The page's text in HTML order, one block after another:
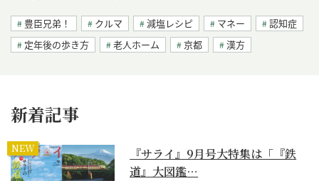
豊臣兄弟！ クルマ 減塩レシピ マネー
認知症
定年後の歩き方
老人ホーム 京都 漢方
新着記事
NEW
『サライ』9月号大特集は「『鉄
道』大図鑑…